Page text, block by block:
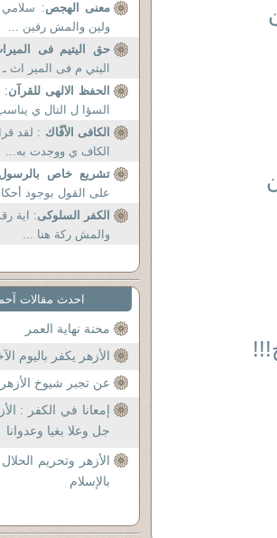
معنى الهجص: سلامي
ولين والمش رفين ...
حق اليتيم فى
اليتي م فى المير اث
الحفظ الالهى للقرآن:
السؤا ل التال ي
الكافى الأفّاك : لقد
الكاف ي ووجدت به...
تشريع خاص بالرسول
على القول بوجود
الكفر السلوكى
والمش ركة هنا ...
احدث مقالات
محنة نهاية العمر
الأزهر يكفر باليوم
عن تجبر شيوخ الأزهر
إمعانا في الكفر :
جل وعلا بغيا وعدوانا
الأزهر وتحريم
بالإسلام